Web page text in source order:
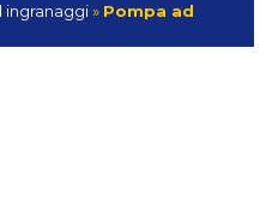
ingranaggi» Pompa ad